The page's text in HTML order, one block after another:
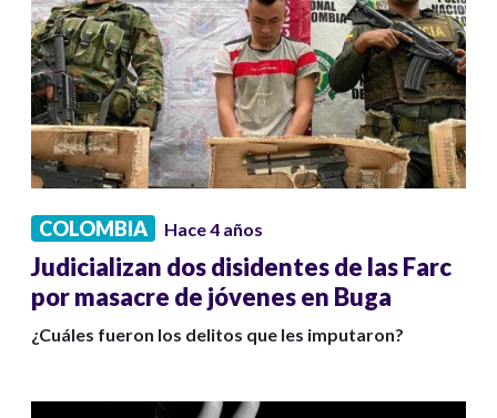
COLOMBIA Hace 4 años
Judicializan dos disidentes de las Farc
por masacre de jóvenes en Buga
¿Cuáles fueron los delitos que les imputaron?